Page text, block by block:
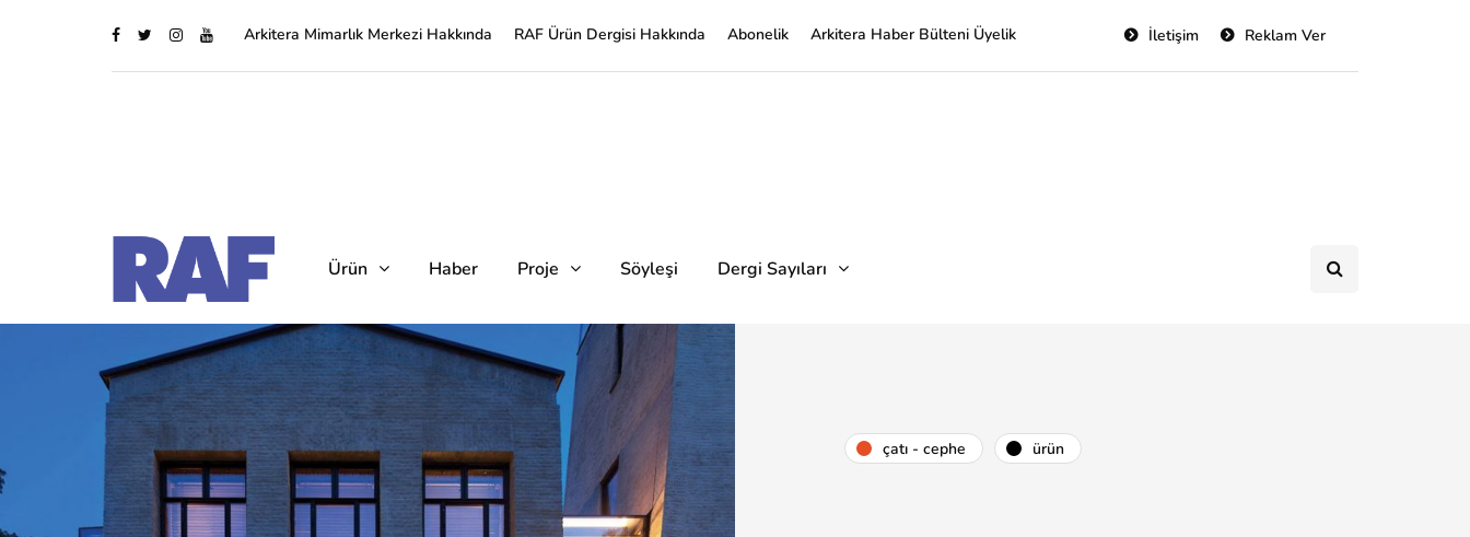
Arkitera Mimarlık Merkezi Hakkında RAF Ürün Dergisi Hakkında Abonelik Arkitera Haber Bülteni Üyelik Reklam Ver
İletişim
Ürün Haber Proje Söyleşi Dergi Sayıları
çatı - cephe ürün